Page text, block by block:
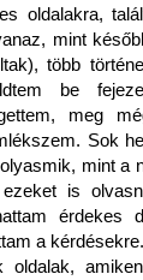
oldalakra,
mint
több
be
meg
Sok
mint a
is
érdekes
a kérdésekre.
oldalak,